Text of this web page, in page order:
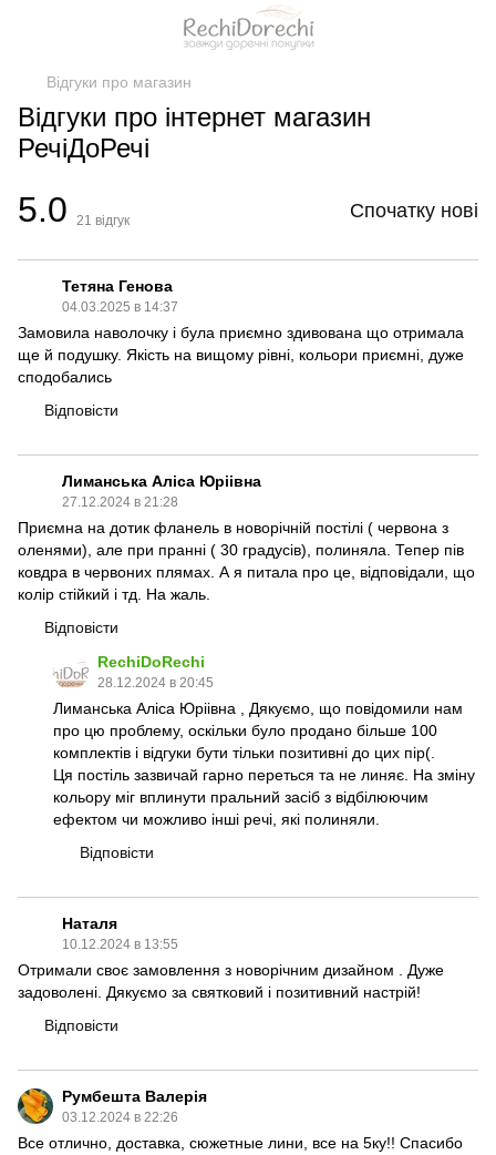
Відгуки про магазин
Відгуки про інтернет магазин
РечіДоРечі
5.0 21 відгук Спочатку нові
Тетяна Генова
04.03.2025 в 14:37
Замовила наволочку і була приємно здивована що отримала
ще й подушку. Якість на вищому рівні, кольори приємні, дуже
сподобались
Відповісти
Лиманська Аліса Юріівна
27.12.2024 в 21:28
Приємна на дотик фланель в новорічній постілі ( червона з
оленями), але при пранні ( 30 градусів), полиняла. Тепер пів
ковдра в червоних плямах. А я питала про це, відповідали, що
колір стійкий і тд. На жаль.
Відповісти
RechiDoRechi
28.12.2024 в 20:45
Лиманська Аліса Юріівна , Дякуємо, що повідомили нам
про цю проблему, оскільки було продано більше 100
комплектів і відгуки бути тільки позитивні до цих пір(.
Ця постіль зазвичай гарно переться та не линяє. На зміну
кольору міг вплинути пральний засіб з відбілюючим
ефектом чи можливо інші речі, які полиняли.
Відповісти
Наталя
10.12.2024 в 13:55
Отримали своє замовлення з новорічним дизайном . Дуже
задоволені. Дякуємо за святковий і позитивний настрій!
Відповісти
Румбешта Валерія
03.12.2024 в 22:26
Все отлично, доставка, сюжетные лини, все на 5ку!! Спасибо